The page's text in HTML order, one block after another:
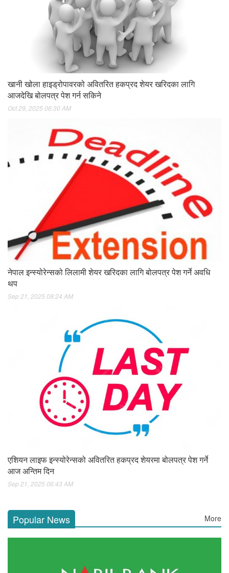
खानी खोला हाइड्रोपावरको अवितरित हकप्रद शेयर खरिदका लागि
आजदेखि बोलपत्र पेश गर्न सकिने
Oct 29, 2025 06:30 AM
नेपाल इन्स्योरेन्सको लिलामी शेयर खरिदका लागि बोलपत्र पेश गर्ने अवधि
थप
Sep 21, 2025 08:24 AM
एशियन लाइफ इन्स्योरेन्सको अवितरित हकप्रद शेयरमा बोलपत्र पेश गर्ने
आज अन्तिम दिन
Sep 21, 2025 06:43 AM
Popular News More